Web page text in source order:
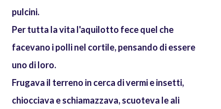
pulcini.
Per tutta la vita l'aquilotto fece quel che
facevano i polli nel cortile, pensando di essere
uno di loro.
Frugava il terreno in cerca di vermi e insetti,
chiocciava e schiamazzava, scuoteva le ali